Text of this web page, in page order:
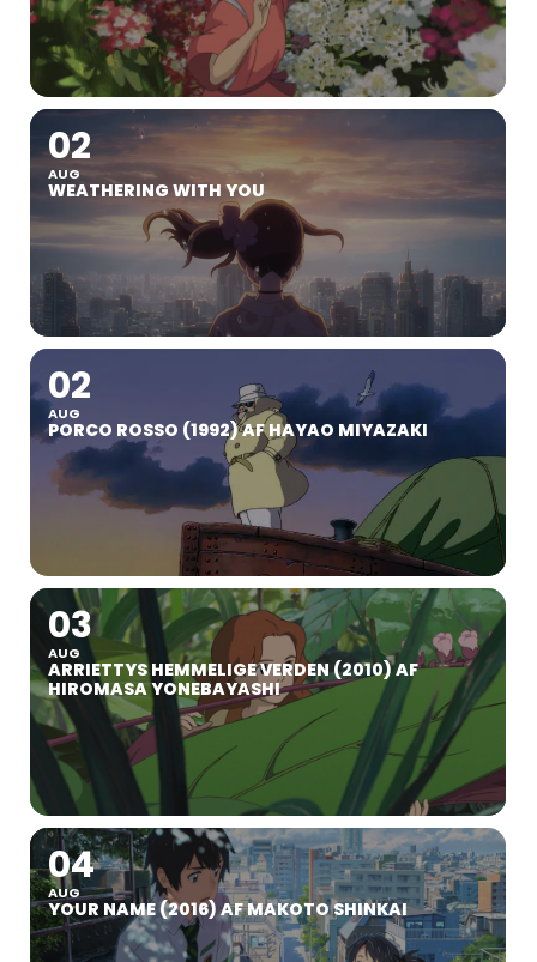
02
AUG
WEATHERING WITH YOU
02
AUG
PORCO ROSSO (1992) AF HAYAO MIYAZAKI
03
AUG
ARRIETTYS HEMMELIGE VERDEN (2010) AF
HIROMASA YONEBAYASHI
04
AUG
YOUR NAME (2016) AF MAKOTO SHINKAI